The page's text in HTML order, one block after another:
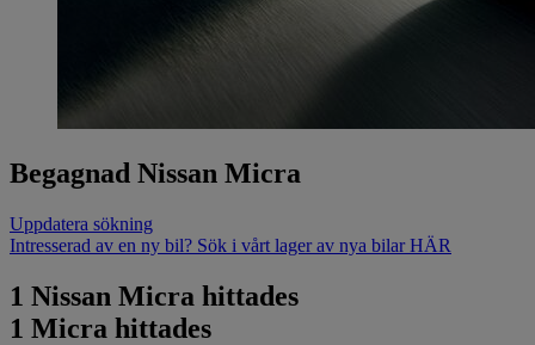
Begagnad Nissan Micra
Uppdatera sökning
Intresserad av en ny bil? Sök i vårt lager av nya bilar HÄR
1 Nissan Micra hittades
1 Micra hittades